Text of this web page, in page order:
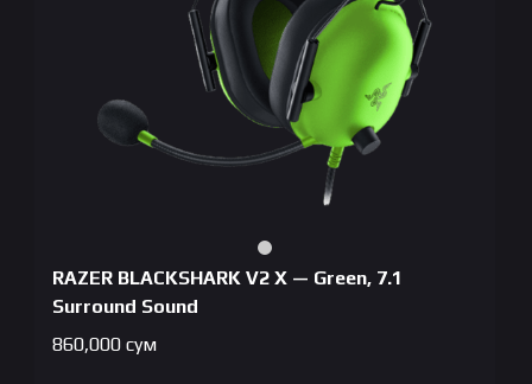
RAZER BLACKSHARK V2 X — Green, 7.1
Surround Sound
860,000 сум